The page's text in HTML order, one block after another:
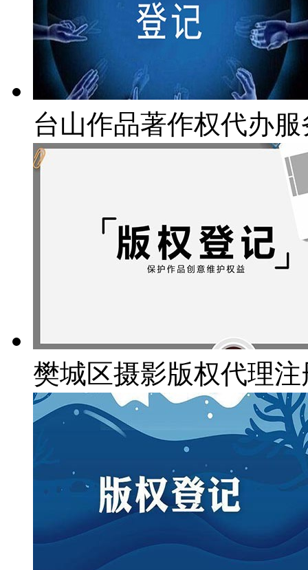
台山作品著作权代办服
樊城区摄影版权代理注